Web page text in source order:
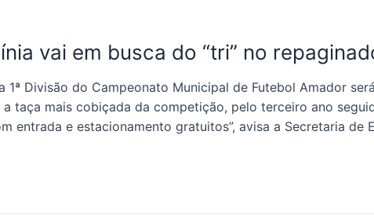
vai em busca do “tri” no
1ª Divisão do Campeonato Municipal de Futebol Amador
taça mais cobiçada da competição, pelo terceiro ano
entrada e estacionamento gratuitos”, avisa a Secretaria de